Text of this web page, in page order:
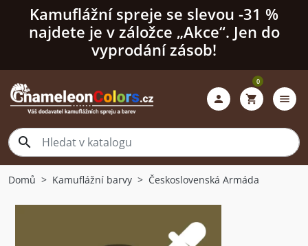
Kamuflážní spreje se slevou -31 %
najdete je v záložce „Akce“. Jen do
vyprodání zásob!

 shopping_cart
0
menu
Domů Kamuflážní barvy Československá Armáda